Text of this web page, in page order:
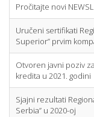
Pročitajte novi
Uručeni sertifikati
Superior” prvim
Otvoren javni poziv
kredita u 2021. godini
Sjajni rezultati
Serbia” u 2020-oj